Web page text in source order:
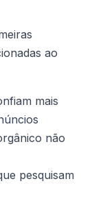
ao
mais
não
pesquisam